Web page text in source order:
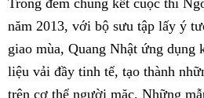
năm 2013, với bộ sưu tập lấy ý
giao mùa, Quang Nhật ứng dụng
liệu vải đầy tinh tế, tạo thành
trên cơ thể người mặc. Những